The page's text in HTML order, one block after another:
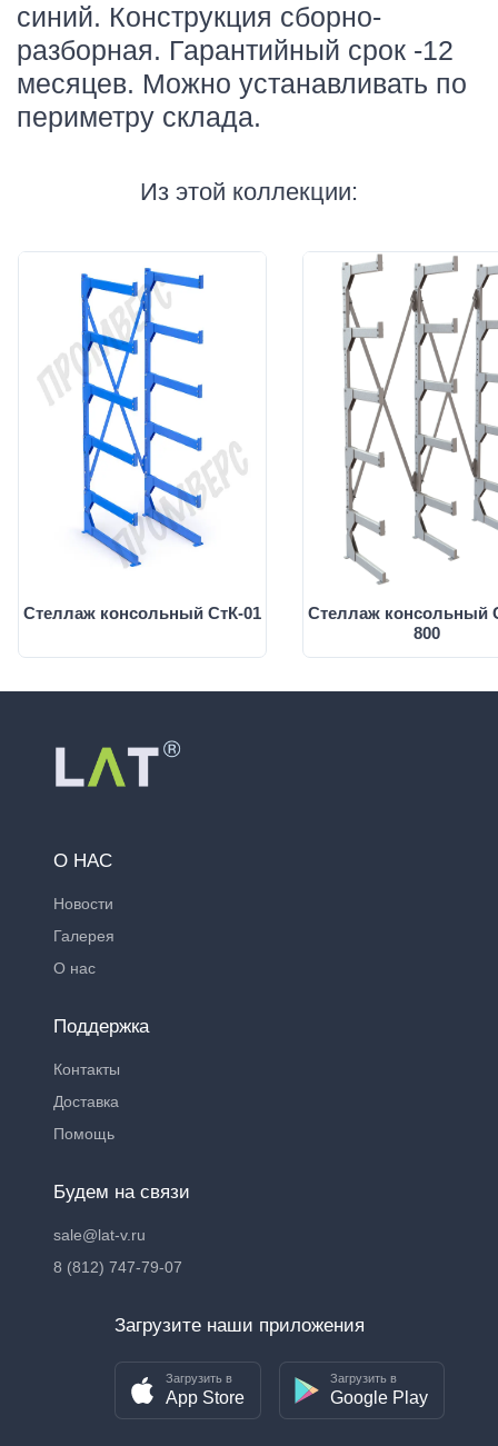
синий. Конструкция сборно-
разборная. Гарантийный срок -12
месяцев. Можно устанавливать по
периметру склада.
Из этой коллекции:
Стеллаж консольный СтК-01
Стеллаж консольный
800
О НАС
Новости
Галерея
О нас
Поддержка
Контакты
Доставка
Помощь
Будем на связи
sale@lat-v.ru
8 (812) 747-79-07
Загрузите наши приложения
Загрузить в
App Store
Загрузить в
Google Play